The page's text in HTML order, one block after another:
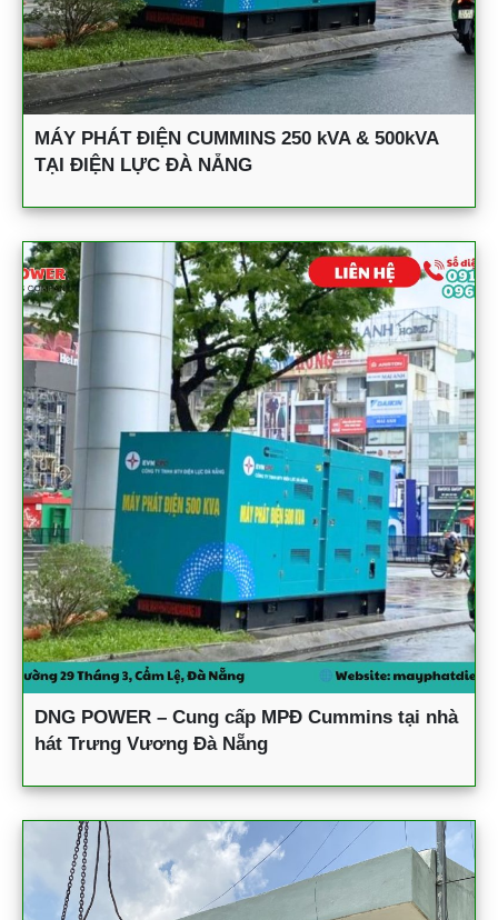
MÁY PHÁT ĐIỆN CUMMINS 250 kVA & 500kVA
TẠI ĐIỆN LỰC ĐÀ NẴNG
DNG POWER – Cung cấp MPĐ Cummins tại nhà
hát Trưng Vương Đà Nẵng